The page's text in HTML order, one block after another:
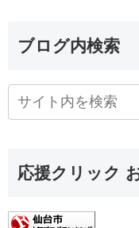
ブログ内検索
応援クリック